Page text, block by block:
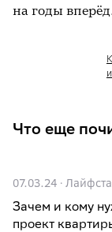
на годы
Что еще
07.03.24 ·
Зачем и кому
проект